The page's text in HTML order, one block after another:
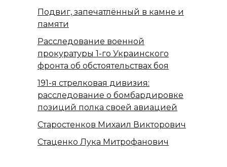
Подвиг, запечатлённый в камне и
памяти
Расследование военной
прокуратуры 1-го Украинского
фронта об обстоятельствах боя
191-я стрелковая дивизия:
расследование о бомбардировке
позиций полка своей авиацией
Старостенков Михаил Викторович
Стаценко Лука Митрофанович